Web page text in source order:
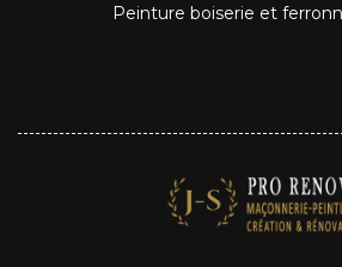
Peinture boiserie et